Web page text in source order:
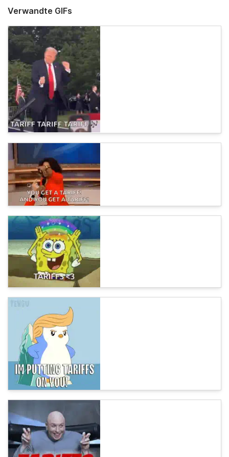
Verwandte GIFs